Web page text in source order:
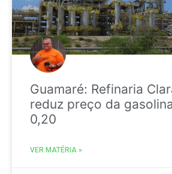
Guamaré: Refinaria
reduz preço da
0,20
VER MATÉRIA »